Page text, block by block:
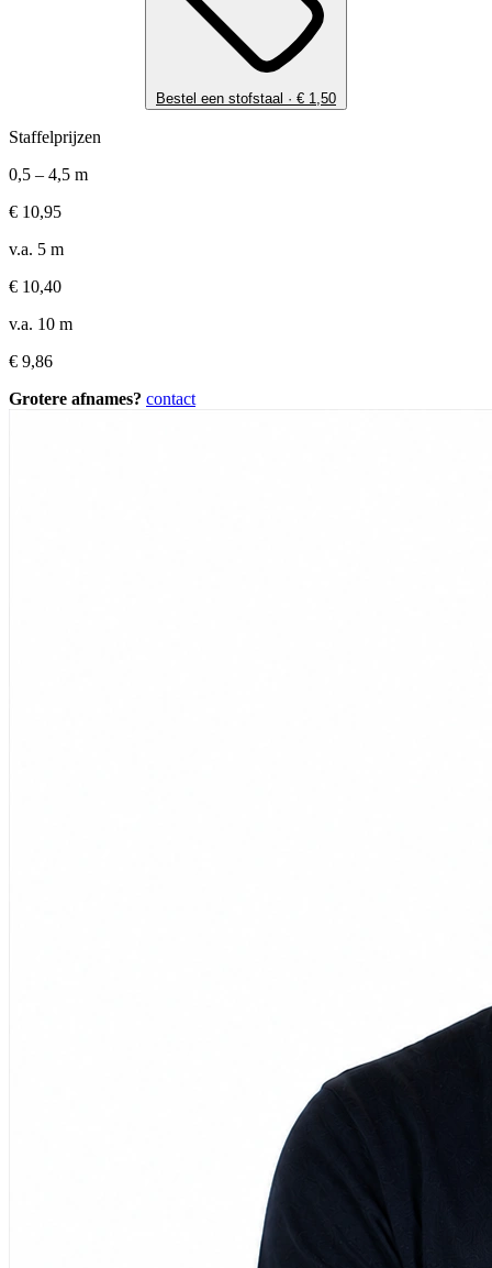
Bestel een stofstaal · € 1,50
Staffelprijzen
0,5 – 4,5 m
€ 10,95
v.a. 5 m
€ 10,40
v.a. 10 m
€ 9,86
Grotere afnames? contact